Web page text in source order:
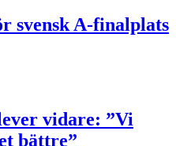
svensk A-finalplats
vidare: ”Vi
bättre”